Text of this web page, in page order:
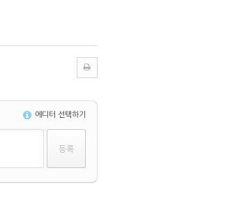
에디터 선택하기